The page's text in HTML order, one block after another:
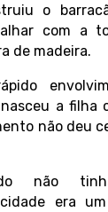
o
com a
de madeira.
a filha
não deu
não
era